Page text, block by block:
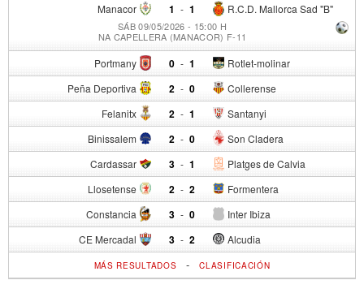
Manacor 1 - R.C.D. Mallorca Sad "B"
1
SÁB 09/05/2026 - 15:00 H
NA CAPELLERA (MANACOR) F-11
Portmany 0 - Rotlet-molinar
1
Peña Deportiva 2 - Collerense
0
Felanitx 2 - Santanyi
1
Binissalem 2 - Son Cladera
0
Cardassar 3 - Platges de Calvia
1
Llosetense 2 - Formentera
2
Constancia 3 - Inter Ibiza
0
CE Mercadal 3 - Alcudia
2
MÁS RESULTADOS -CLASIFICACIÓN